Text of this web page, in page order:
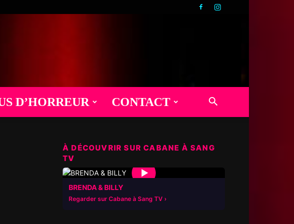
D’HORREUR CONTACT
À DÉCOUVRIR SUR CABANE À SANG
TV
▶
BRENDA & BILLY
Regarder sur Cabane à Sang TV